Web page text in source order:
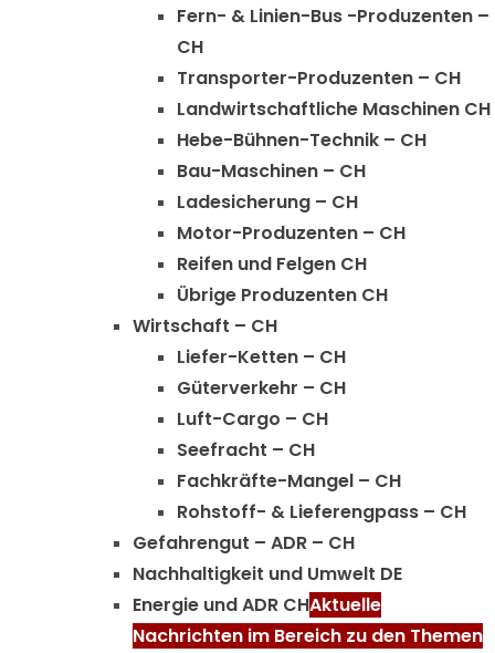
Fern- & Linien-Bus -Produzenten –
CH
Transporter-Produzenten – CH
Landwirtschaftliche Maschinen CH
Hebe-Bühnen-Technik – CH
Bau-Maschinen – CH
Ladesicherung – CH
Motor-Produzenten – CH
Reifen und Felgen CH
Übrige Produzenten CH
Wirtschaft – CH
Liefer-Ketten – CH
Güterverkehr – CH
Luft-Cargo – CH
Seefracht – CH
Fachkräfte-Mangel – CH
Rohstoff- & Lieferengpass – CH
Gefahrengut – ADR – CH
Nachhaltigkeit und Umwelt DE
Energie und ADR CHAktuelle
Nachrichten im Bereich zu den Themen